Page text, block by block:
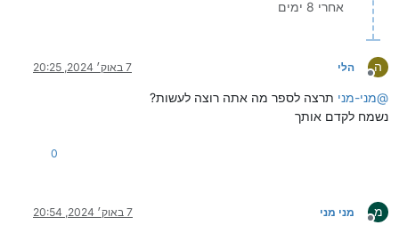
אחרי 8 ימים
ה
מנותק
הלי 7 באוק׳ 2024, 20:25
@מני-מני תרצה לספר מה אתה רוצה לעשות?
נשמח לקדם אותך
0
מ
מנותק
מני מני 7 באוק׳ 2024, 20:54